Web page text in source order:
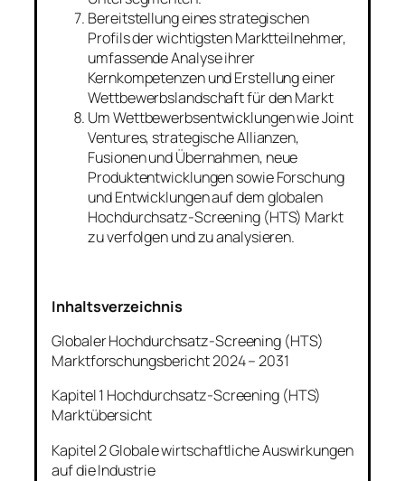
Bereitstellung eines strategischen
Profils der wichtigsten Marktteilnehmer,
umfassende Analyse ihrer
Kernkompetenzen und Erstellung einer
Wettbewerbslandschaft für den Markt
Um Wettbewerbsentwicklungen wie Joint
Ventures, strategische Allianzen,
Fusionen und Übernahmen, neue
Produktentwicklungen sowie Forschung
und Entwicklungen auf dem globalen
Hochdurchsatz-Screening (HTS) Markt
zu verfolgen und zu analysieren.
Inhaltsverzeichnis
Globaler Hochdurchsatz-Screening (HTS)
Marktforschungsbericht 2024 – 2031
Kapitel 1 Hochdurchsatz-Screening (HTS)
Marktübersicht
Kapitel 2 Globale wirtschaftliche Auswirkungen
auf die Industrie